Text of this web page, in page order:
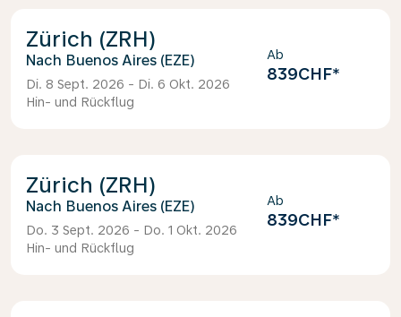
Zürich (ZRH)
Buenos Aires (EZE)
Di. 8 Sept. 2026 - Di. 6 Okt. 2026
Hin- und Rückflug
Ab
839CHF*
Zürich (ZRH)
Buenos Aires (EZE)
Do. 3 Sept. 2026 - Do. 1 Okt. 2026
Hin- und Rückflug
Ab
839CHF*